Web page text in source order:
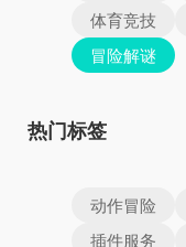
体育竞技
冒险解谜
热门标签
动作冒险
插件服务